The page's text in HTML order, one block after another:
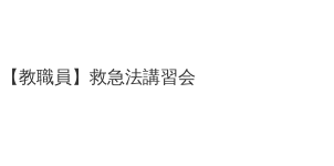
【教職員】救急法講習会